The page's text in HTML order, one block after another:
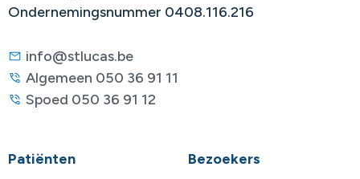
Ondernemingsnummer 0408.116.216
info@stlucas.be
Algemeen 050 36 91 11
Spoed 050 36 91 12
Patiënten Bezoekers